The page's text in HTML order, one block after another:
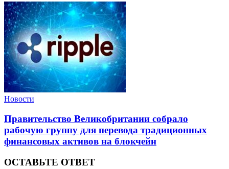
Новости
Правительство Великобритании собрало
рабочую группу для перевода традиционных
финансовых активов на блокчейн
ОСТАВЬТЕ ОТВЕТ